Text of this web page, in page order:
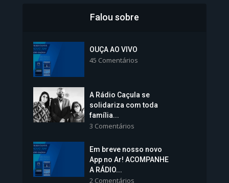
Colégios da Polícia...
Vice-Prefeita Sheila Lemos
tomará posse nesta...
Falou sobre
OUÇA AO VIVO
45 Comentários
A Rádio Caçula se
solidariza com toda
família...
3 Comentários
Em breve nosso novo
App no Ar! ACOMPANHE
A RÁDIO...
2 Comentários